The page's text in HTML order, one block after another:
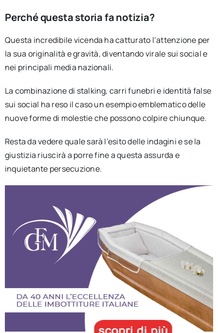
Perché questa storia fa notizia?
Questa incredibile vicenda ha catturato l’attenzione per
la sua originalità e gravità, diventando virale sui social e
nei principali media nazionali.
La combinazione di stalking, carri funebri e identità false
sui social ha reso il caso un esempio emblematico delle
nuove forme di molestie che possono colpire chiunque.
Resta da vedere quale sarà l’esito delle indagini e se la
giustizia riuscirà a porre fine a questa assurda e
inquietante persecuzione.